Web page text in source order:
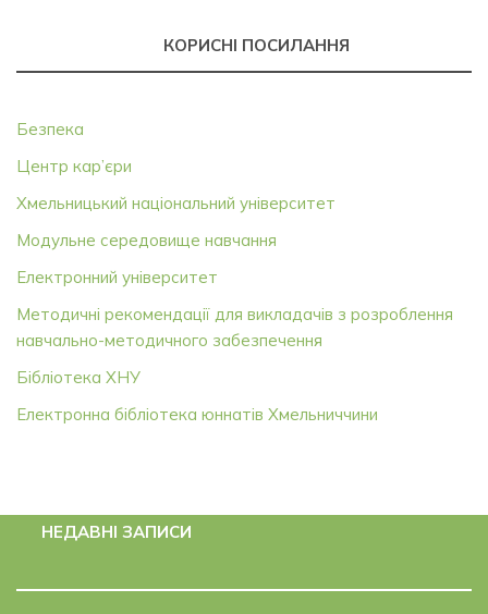
КОРИСНІ ПОСИЛАННЯ
Безпека
Центр кар’єри
Хмельницький національний університет
Модульне середовище навчання
Електронний університет
Методичні рекомендації для викладачів з розроблення
навчально-методичного забезпечення
Бібліотека ХНУ
Електронна бібліотека юннатів Хмельниччини
НЕДАВНІ ЗАПИСИ